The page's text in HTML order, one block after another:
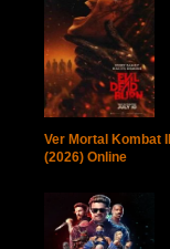
Ver Mortal Kombat II
(2026) Online